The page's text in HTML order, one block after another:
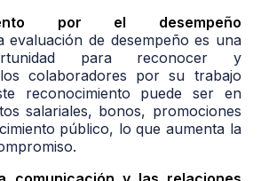
por el desempeño
evaluación de desempeño es una
para reconocer y
colaboradores por su trabajo
reconocimiento puede ser en
salariales, bonos, promociones
público, lo que aumenta la